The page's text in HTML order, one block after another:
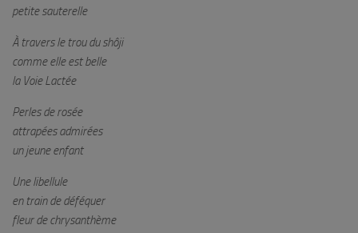
petite sauterelle
À travers le trou du shôji
comme elle est belle
la Voie Lactée
Perles de rosée
attrapées admirées
un jeune enfant
Une libellule
en train de déféquer
fleur de chrysanthème